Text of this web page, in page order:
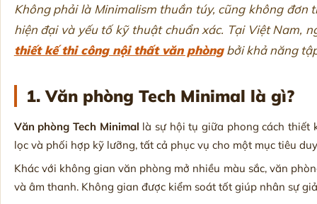
Không phải là Minimalism thuần túy, cũng không đơn
hiện đại và yếu tố kỹ thuật chuẩn xác. Tại Việt Nam,
thiết kế thi công nội thất văn phòngbởi khả năng
1. Văn phòng Tech Minimal là gì?
Văn phòng Tech Minimal là sự hội tụ giữa phong cách thiết
lọc và phối hợp kỹ lưỡng, tất cả phục vụ cho một mục tiêu
Khác với không gian văn phòng mở nhiều màu sắc, văn
và âm thanh. Không gian được kiểm soát tốt giúp nhân sự